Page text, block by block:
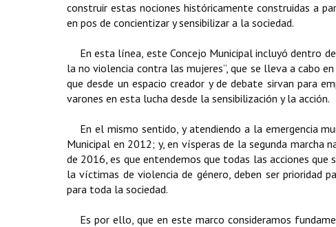
construir estas nociones históricamente construidas a
en pos de concientizar y sensibilizar a la sociedad.
En esta línea, este Concejo Municipal incluyó dentro
la no violencia contra las mujeres”, que se lleva a cabo
que desde un espacio creador y de debate sirvan para
varones en esta lucha desde la sensibilización y la acción.
En el mismo sentido, y atendiendo a la emergencia
Municipal en 2012; y, en vísperas de la segunda marcha
de 2016, es que entendemos que todas las acciones
la víctimas de violencia de género, deben ser prioridad
para toda la sociedad.
Es por ello, que en este marco consideramos